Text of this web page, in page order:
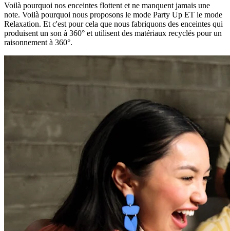
Voilà pourquoi nos enceintes flottent et ne manquent jamais une
note. Voilà pourquoi nous proposons le mode Party Up ET le mode
Relaxation. Et c'est pour cela que nous fabriquons des enceintes qui
produisent un son à 360° et utilisent des matériaux recyclés pour un
raisonnement à 360°.